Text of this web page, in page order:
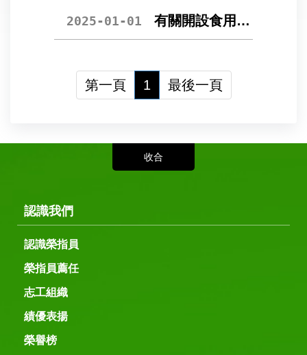
2025-01-01 有關開設食用類廠商需提出哪幾類衛生規定申請？
第一頁 1 最後一頁
認識我們
認識榮指員
榮指員薦任
志工組織
績優表揚
榮譽榜